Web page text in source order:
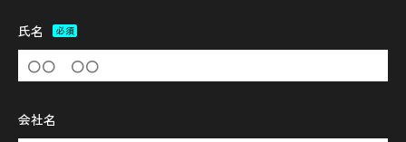
氏名 必須
会社名